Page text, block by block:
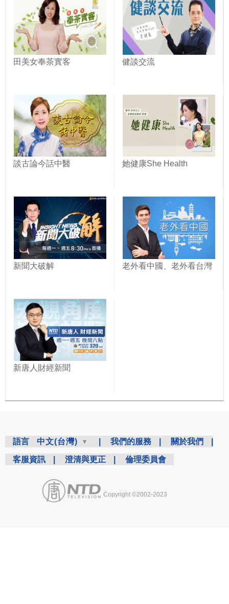
田美女奉茶實客 健談交流
談古論今話中醫 她健康She Health
新聞大破解 老外看中國、老外看台灣
新唐人財經新聞
語言 中文(台灣) 我們的服務 關於我們
客服資訊 澄清與更正 倫理委員會
Copyright ©2002-2023